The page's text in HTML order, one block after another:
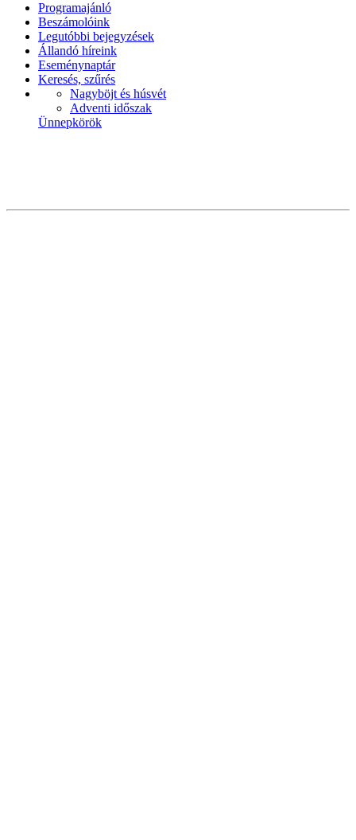
Programajánló
Beszámolóink
Legutóbbi bejegyzések
Állandó híreink
Eseménynaptár
Keresés, szűrés
Nagyböjt és húsvét
Adventi időszak
Ünnepkörök